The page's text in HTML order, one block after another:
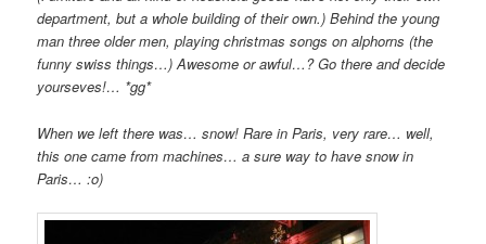
department, but a whole building of their own.) Behind the young
man three older men, playing christmas songs on alphorns (the
funny swiss things…) Awesome or awful…? Go there and decide
yourseves!… *gg*
When we left there was… snow! Rare in Paris, very rare… well,
this one came from machines… a sure way to have snow in
Paris… :o)